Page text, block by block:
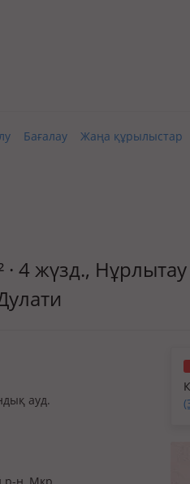
Бағалау Жаңа құрылыстар
· 4 жүзд.,
ауд.